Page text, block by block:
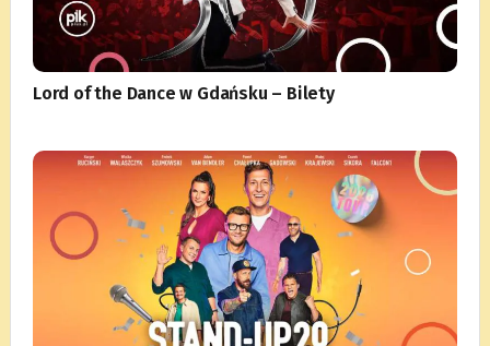
Lord of the Dance w Gdańsku – Bilety